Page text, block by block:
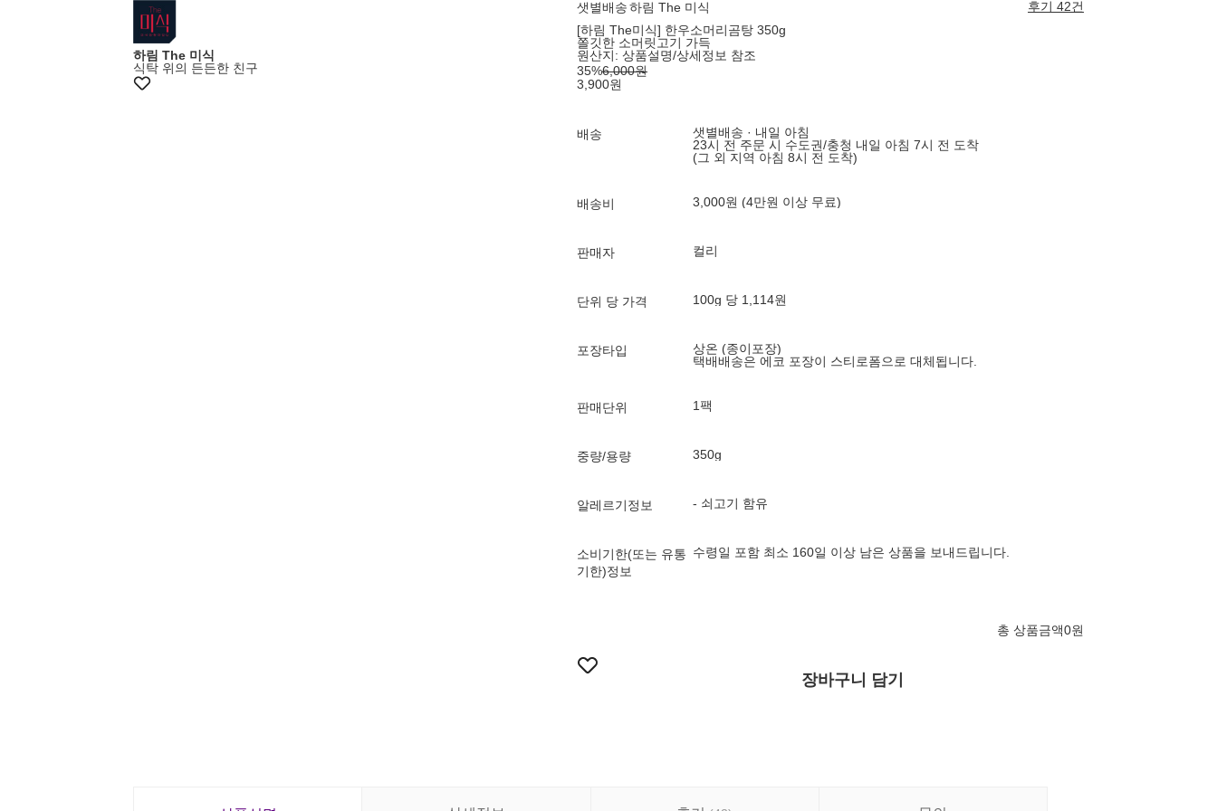
하림 The 미식
식탁 위의 든든한 친구
샛별배송하림 The 미식
후기 42건
[하림 The미식] 한우소머리곰탕 350g
쫄깃한 소머릿고기 가득
원산지: 상품설명/상세정보 참조
35%6,000원
3,900원
배송
샛별배송 · 내일 아침
23시 전 주문 시 수도권/충청 내일 아침 7시 전 도착
(그 외 지역 아침 8시 전 도착)
배송비 3,000원 (4만원 이상 무료)
판매자 컬리
단위 당 가격 100g 당 1,114원
포장타입
상온 (종이포장)
택배배송은 에코 포장이 스티로폼으로 대체됩니다.
판매단위 1팩
중량/용량 350g
알레르기정보 - 쇠고기 함유
소비기한(또는 유통
기한)정보
수령일 포함 최소 160일 이상 남은 상품을 보내드립니다.
총 상품금액0원
장바구니 담기